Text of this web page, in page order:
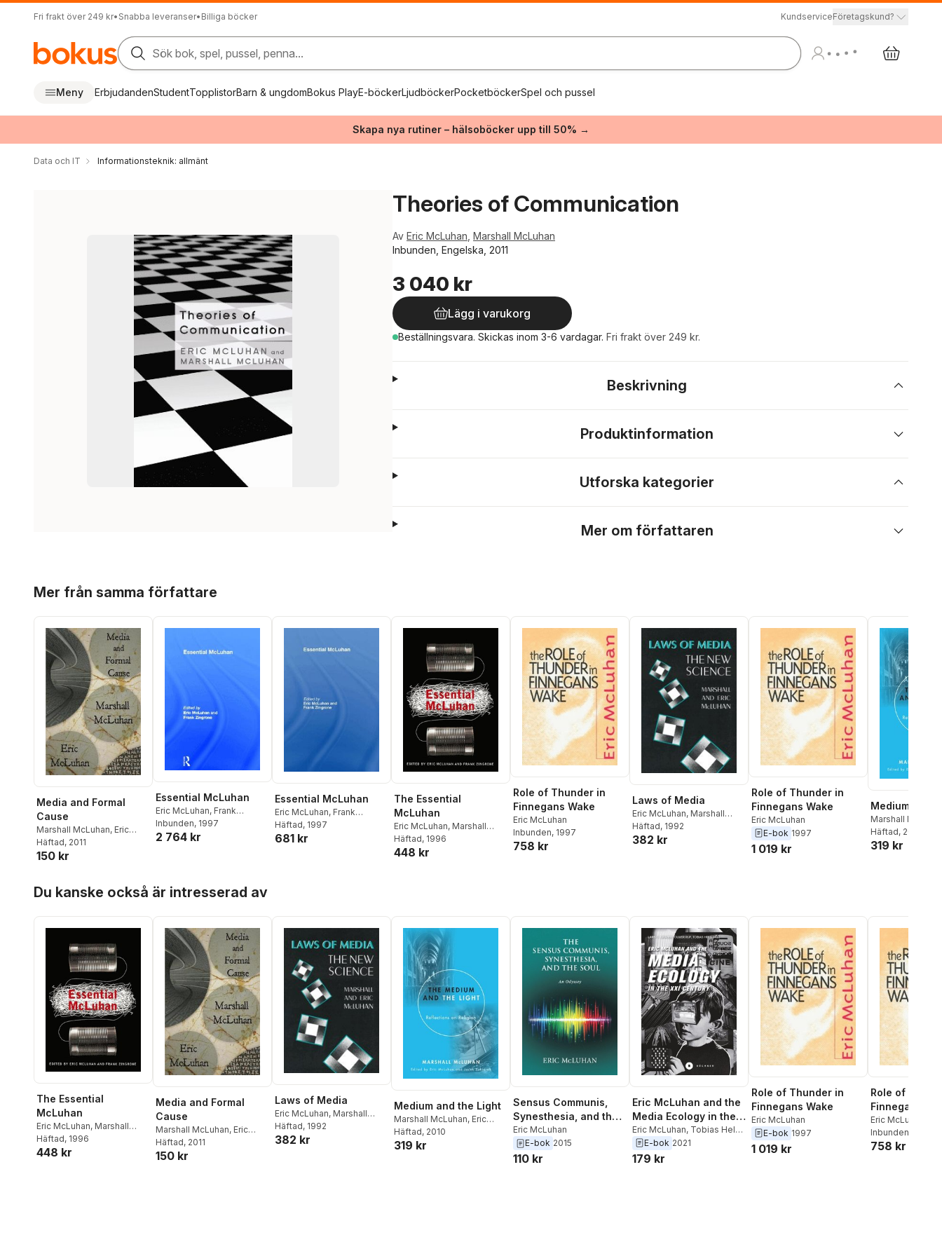
Fri frakt över 249 kr• Snabba leveranser• Billiga böcker KundserviceFöretagskund?
Sök bok, spel, pussel, penna...
Meny ErbjudandenStudentTopplistorBarn & ungdomBokus PlayE-böckerLjudböckerPocketböckerSpel och pussel
Skapa nya rutiner – hälsoböcker upp till 50% →
Data och IT Informationsteknik: allmänt
Theories of Communication
Av Eric McLuhan Marshall McLuhan
Inbunden, Engelska, 2011
3 040 kr
Lägg i varukorg
Beställningsvara. Skickas inom 3-6 vardagar. Fri frakt över 249 kr.
Beskrivning
Produktinformation
Utforska kategorier
Mer om författaren
Mer från samma författare
Media and Formal
Cause
Marshall McLuhan, Eric
McLuhan
Häftad, 2011
150 kr
Essential McLuhan
Eric McLuhan, Frank
Zingrone
Inbunden, 1997
2 764 kr
Essential McLuhan
Eric McLuhan, Frank
Zingrone
Häftad, 1997
681 kr
The Essential
McLuhan
Eric McLuhan, Marshall
McLuhan
Häftad, 1996
448 kr
Role of Thunder in
Finnegans Wake
Eric McLuhan
Inbunden, 1997
758 kr
Laws of Media
Eric McLuhan, Marshall
McLuhan
Häftad, 1992
382 kr
Role of Thunder in
Finnegans Wake
Eric McLuhan
E-bok 1997
1 019 kr
Medium and
Marshall
McLuhan
Häftad, 2010
319 kr
Du kanske också är intresserad av
The Essential
McLuhan
Eric McLuhan, Marshall
McLuhan
Häftad, 1996
448 kr
Media and Formal
Cause
Marshall McLuhan, Eric
McLuhan
Häftad, 2011
150 kr
Laws of Media
Eric McLuhan, Marshall
McLuhan
Häftad, 1992
382 kr
Medium and the Light
Marshall McLuhan, Eric
McLuhan,Jacek Szklarek
Häftad, 2010
319 kr
Sensus Communis,
Synesthesia, and the
Soul
Eric McLuhan
E-bok 2015
110 kr
Eric McLuhan and the
Media Ecology in the
XXI Century
Eric McLuhan, Tobias Held ,
Oliver Ruf ,Lars Grabbe
E-bok 2021
179 kr
Role of Thunder in
Finnegans Wake
Eric McLuhan
E-bok 1997
1 019 kr
Role of
Finnegans
Eric McLuhan
Inbunden
758 kr